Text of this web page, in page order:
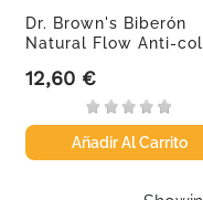
Dr. Brown's Biberón
Natural Flow Anti-
Precio
12,60 €
Añadir Al Carrito